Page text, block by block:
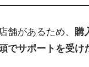
舗があるため、 購
でサポートを受け